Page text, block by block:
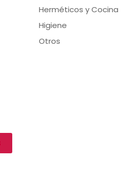
Herméticos y Cocina
Higiene
Otros